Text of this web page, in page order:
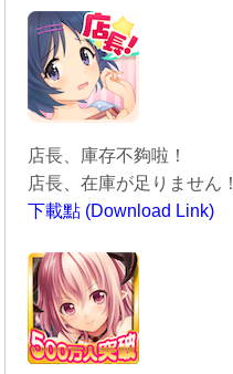
店長、庫存不夠啦！
店長、在庫が足りません！
下載點 (Download Link)